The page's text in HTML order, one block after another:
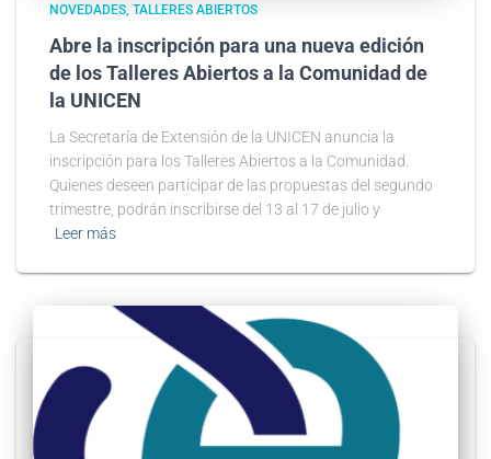
NOVEDADES TALLERES ABIERTOS
Abre la inscripción para una nueva edición
de los Talleres Abiertos a la Comunidad de
la UNICEN
La Secretaría de Extensión de la UNICEN anuncia la
inscripción para los Talleres Abiertos a la Comunidad.
Quienes deseen participar de las propuestas del segundo
trimestre, podrán inscribirse del 13 al 17 de julio y
Leer más